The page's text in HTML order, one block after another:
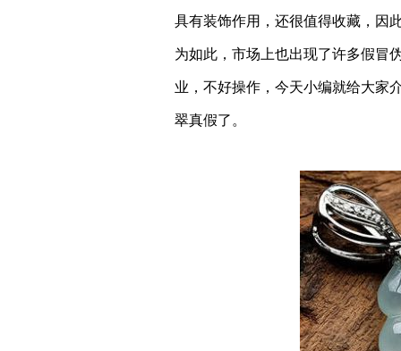
具有装饰作用，还很值得收藏，因
为如此，市场上也出现了许多假冒
业，不好操作，今天小编就给大家
翠真假了。